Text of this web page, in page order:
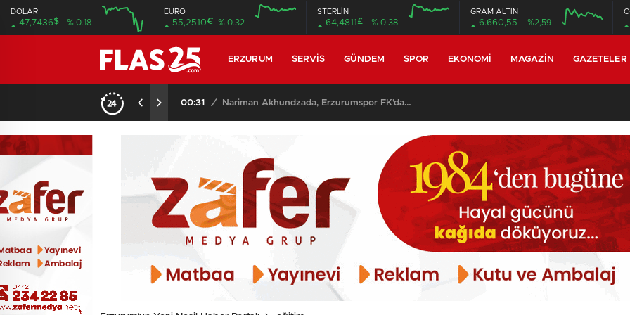
DOLAR
47,7436$ % 0.18
EURO
55,2510€ % 0.32
STERLİN
64,4811 £ % 0.38
GRAM ALTIN
6.660,55 %2,59
ERZURUM SERVIS GÜNDEM SPOR EKONOMI MAGAZIN GAZETELER
22:51 / Erzurumspor FK, Festy Ebosele ile prensip anlaşmasına vardı…